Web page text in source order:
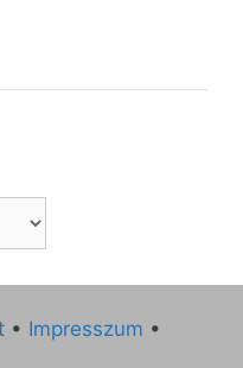
• Impresszum •